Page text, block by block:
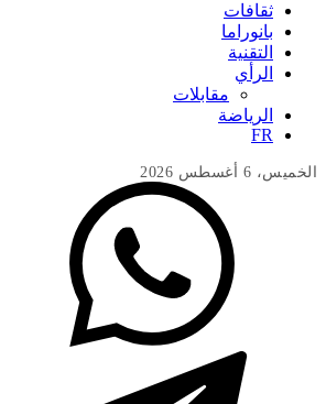
ثقافات
بانوراما
التقنية
الرأي
مقابلات
الرياضة
FR
الخميس، 6 أغسطس 2026